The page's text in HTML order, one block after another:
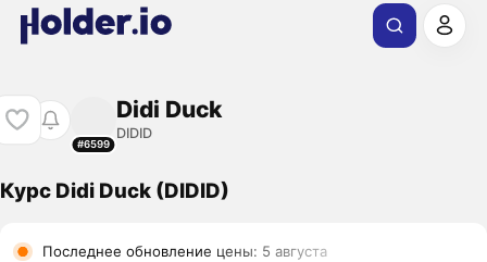
#6599
Didi Duck
DIDID
Курс Didi Duck (DIDID)
Последнее обновление цены: 5 августа